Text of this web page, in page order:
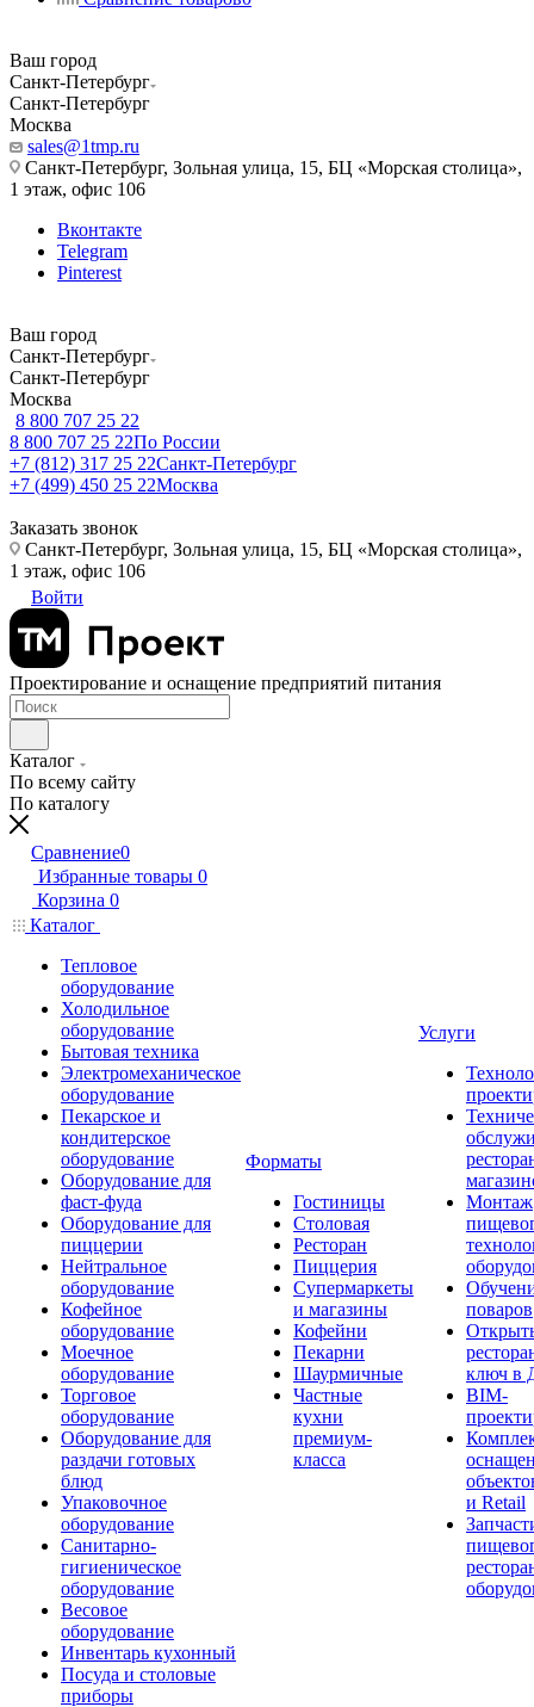
Ваш город
Санкт-Петербург
Санкт-Петербург
Москва
sales@1tmp.ru
Санкт-Петербург, Зольная улица, 15, БЦ «Морская столица»,
1 этаж, офис 106
Вконтакте
Telegram
Pinterest
Ваш город
Санкт-Петербург
Санкт-Петербург
Москва
8 800 707 25 22
8 800 707 25 22По России
+7 (812) 317 25 22Санкт-Петербург
+7 (499) 450 25 22Москва
Заказать звонок
Санкт-Петербург, Зольная улица, 15, БЦ «Морская столица»,
1 этаж, офис 106
Войти
Проектирование и оснащение предприятий питания
Каталог
По всему сайту
По каталогу
Сравнение0
Избранные товары 0
Корзина 0
Каталог
Тепловое
оборудование
Холодильное
оборудование
Бытовая техника
Электромеханическое
оборудование
Пекарское и
кондитерское
оборудование
Оборудование для
фаст-фуда
Оборудование для
пиццерии
Нейтральное
оборудование
Кофейное
оборудование
Моечное
оборудование
Торговое
оборудование
Оборудование для
раздачи готовых
блюд
Упаковочное
оборудование
Санитарно-
гигиеническое
оборудование
Весовое
оборудование
Инвентарь кухонный
Посуда и столовые
приборы
Форматы
Гостиницы
Столовая
Ресторан
Пиццерия
Супермаркеты
и магазины
Кофейни
Пекарни
Шаурмичные
Частные
кухни
премиум-
класса
Услуги
Монтаж
поваров
ключ в
BIM-
и Retail